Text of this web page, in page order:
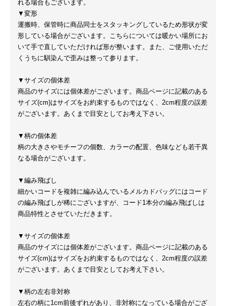
れる場合もございます。
▼変形
運搬時、保管時に商品同士をスタッキングしているため形状が変
形している場合がございます。こちらについては暖かい場所にお
いて手で直していただければ形が整います。また、ご使用いただ
くうちに馴染んで歪みは整って参ります。
▼サイズの個体差
商品のサイズには個体差がございます。商品ページに記載のある
サイズ(cm)はサイズをお約束するものではなく、2cm程度の誤差
がございます。あくまで目安としてお考え下さい。
▼柄の個体差
柄の大きさやモチーフの個数、カラーの配置、色味なども若干異
なる場合がございます。
▼編み飛ばし
細かいコードを複雑に編み込んでいるメルカドバッグにはコード
の編み飛ばしが稀にございますが、コード1本分の編み飛ばしは
商品特性とさせていただきます。
▼サイズの個体差
商品のサイズには個体差がございます。商品ページに記載のある
サイズ(cm)はサイズをお約束するものではなく、2cm程度の誤差
がございます。あくまで目安としてお考え下さい。
▼柄の左右非対称
左右の柄に1cm前後ずれがあり、非対称になっている場合がござ